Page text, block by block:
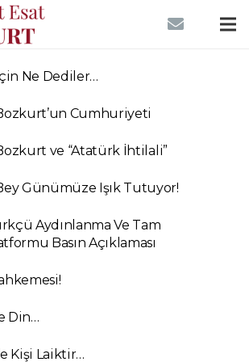
Ne Dediler…
Cumhuriyeti
ve “Atatürk İhtilali”
Günümüze Işık Tutuyor!
Aydınlanma Ve Tam
Basın Açıklaması
Din…
Kişi Laiktir…